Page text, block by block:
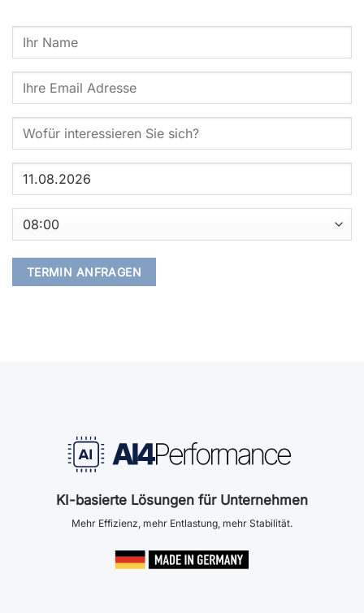
KI-basierte Lösungen für Unternehmen
Mehr Effizienz, mehr Entlastung, mehr Stabilität.